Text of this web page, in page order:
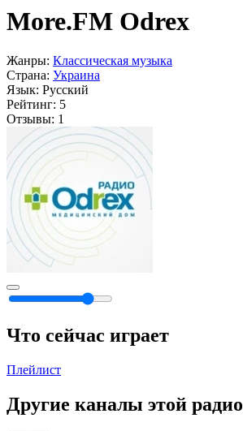
More.FM Odrex
Жанры: Классическая музыка
Страна: Украина
Язык: Русский
Рейтинг: 5
Отзывы: 1
Что сейчас играет
Плейлист
Другие каналы этой